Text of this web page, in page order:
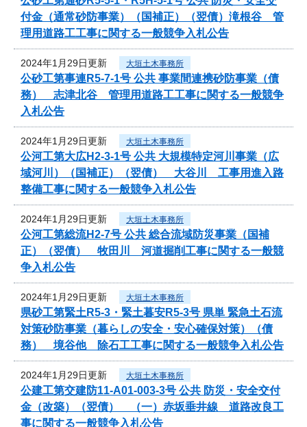
付金（通常砂防事業）（国補正）（翌債）滝根谷 管
理用道路工工事に関する一般競争入札公告
2024年1月29日更新 大垣土木事務所
公砂工第事連R5-7-1号 公共 事業間連携砂防事業（債
務） 志津北谷 管理用道路工工事に関する一般競争
入札公告
2024年1月29日更新 大垣土木事務所
公河工第大広H2-3-1号 公共 大規模特定河川事業（広
域河川）（国補正）（翌債） 大谷川 工事用進入路
整備工事に関する一般競争入札公告
2024年1月29日更新 大垣土木事務所
公河工第総流H2-7号 公共 総合流域防災事業（国補
正）（翌債） 牧田川 河道掘削工事に関する一般競
争入札公告
2024年1月29日更新 大垣土木事務所
県砂工第緊土R5-3・緊土暮安R5-3号 県単 緊急土石流
対策砂防事業（暮らしの安全・安心確保対策）（債
務） 境谷他 除石工工事に関する一般競争入札公告
2024年1月29日更新 大垣土木事務所
公建工第交建防11-A01-003-3号 公共 防災・安全交付
金（改築）（翌債） （一）赤坂垂井線 道路改良工
事に関する一般競争入札公告